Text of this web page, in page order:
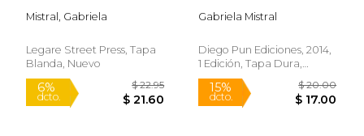
Mistral, Gabriela
Legare Street Press, Tapa
Blanda, Nuevo
Gabriela Mistral
Diego Pun Ediciones, 2014,
1 Edición, Tapa Dura,
Nuevo